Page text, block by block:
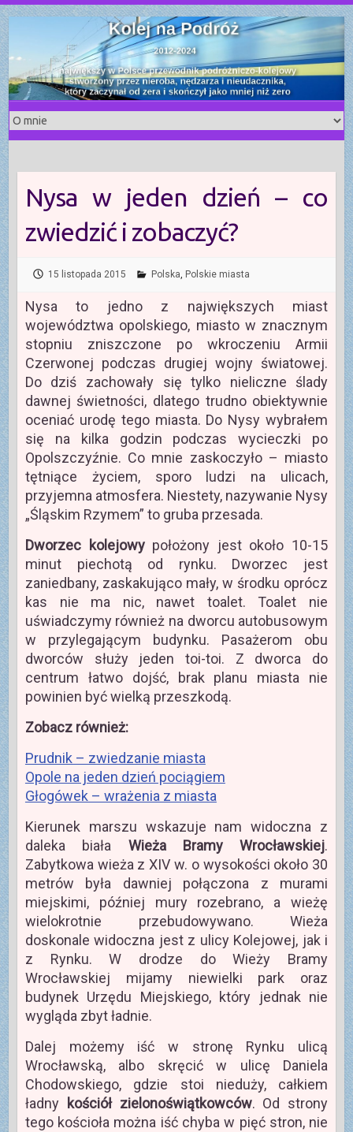
S
k
i
p
t
o
c
o
n
t
e
n
t
Nysa w jeden dzień – co
zwiedzić i zobaczyć?
15 listopada 2015 Polska, Polskie miasta
Nysa to jedno z największych miast
województwa opolskiego, miasto w znacznym
stopniu zniszczone po wkroczeniu Armii
Czerwonej podczas drugiej wojny światowej.
Do dziś zachowały się tylko nieliczne ślady
dawnej świetności, dlatego trudno obiektywnie
oceniać urodę tego miasta. Do Nysy wybrałem
się na kilka godzin podczas wycieczki po
Opolszczyźnie. Co mnie zaskoczyło – miasto
tętniące życiem, sporo ludzi na ulicach,
przyjemna atmosfera. Niestety, nazywanie Nysy
„Śląskim Rzymem” to gruba przesada.
Dworzec kolejowypołożony jest około 10-15
minut piechotą od rynku. Dworzec jest
zaniedbany, zaskakująco mały, w środku oprócz
kas nie ma nic, nawet toalet. Toalet nie
uświadczymy również na dworcu autobusowym
w przylegającym budynku. Pasażerom obu
dworców służy jeden toi-toi. Z dworca do
centrum łatwo dojść, brak planu miasta nie
powinien być wielką przeszkodą.
Zobacz również:
Prudnik – zwiedzanie miasta
Opole na jeden dzień pociągiem
Głogówek – wrażenia z miasta
Kierunek marszu wskazuje nam widoczna z
daleka biała Wieża Bramy Wrocławskiej.
Zabytkowa wieża z XIV w. o wysokości około 30
metrów była dawniej połączona z murami
miejskimi, później mury rozebrano, a wieżę
wielokrotnie przebudowywano. Wieża
doskonale widoczna jest z ulicy Kolejowej, jak i
z Rynku. W drodze do Wieży Bramy
Wrocławskiej mijamy niewielki park oraz
budynek Urzędu Miejskiego, który jednak nie
wygląda zbyt ładnie.
Dalej możemy iść w stronę Rynku ulicą
Wrocławską, albo skręcić w ulicę Daniela
Chodowskiego, gdzie stoi nieduży, całkiem
ładny
kościół zielonoświątkowców. Od strony
tego kościoła można iść chyba w pięć stron, nie